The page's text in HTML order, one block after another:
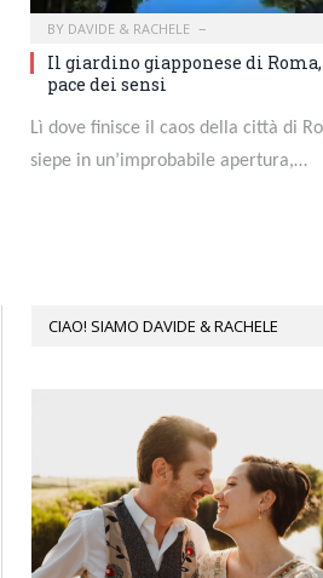
BY DAVIDE & RACHELE
Il giardino giapponese di
pace dei sensi
Lì dove finisce il caos della città di
siepe in un’improbabile apertura,…
CIAO! SIAMO DAVIDE & RACHELE